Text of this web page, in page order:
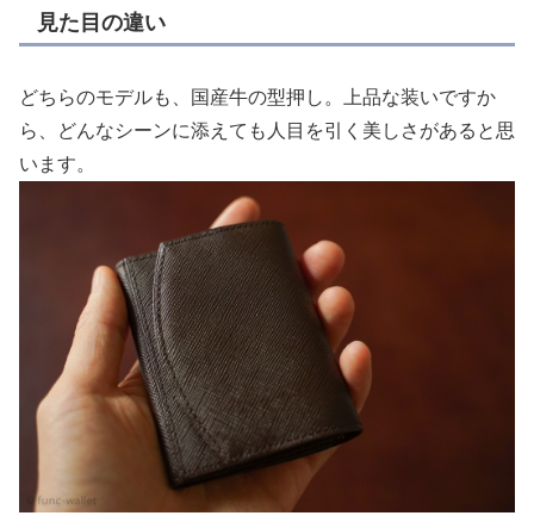
見た目の違い
どちらのモデルも、国産牛の型押し。上品な装いですか
ら、どんなシーンに添えても人目を引く美しさがあると思
います。